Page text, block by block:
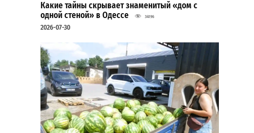
Какие тайны скрывает знаменитый «дом с
одной стеной» в Одессе
34196
2026-07-30